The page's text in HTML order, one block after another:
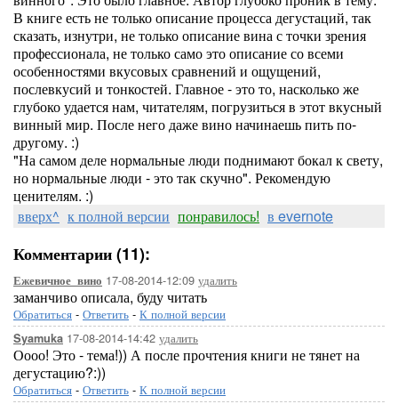
В книге есть не только описание процесса дегустаций, так
сказать, изнутри, не только описание вина с точки зрения
профессионала, не только само это описание со всеми
особенностями вкусовых сравнений и ощущений,
послевкусий и тонкостей. Главное - это то, насколько же
глубоко удается нам, читателям, погрузиться в этот вкусный
винный мир. После него даже вино начинаешь пить по-
другому. :)
"На самом деле нормальные люди поднимают бокал к свету,
но нормальные люди - это так скучно". Рекомендую
ценителям. :)
вверх^ к полной версии понравилось! в evernote
Комментарии (11):
Ежевичное_вино 17-08-2014-12:09 удалить
заманчиво описала, буду читать
Обратиться - Ответить - К полной версии
Syamuka 17-08-2014-14:42 удалить
Оооо! Это - тема!)) А после прочтения книги не тянет на
дегустацию?:))
Обратиться - Ответить - К полной версии